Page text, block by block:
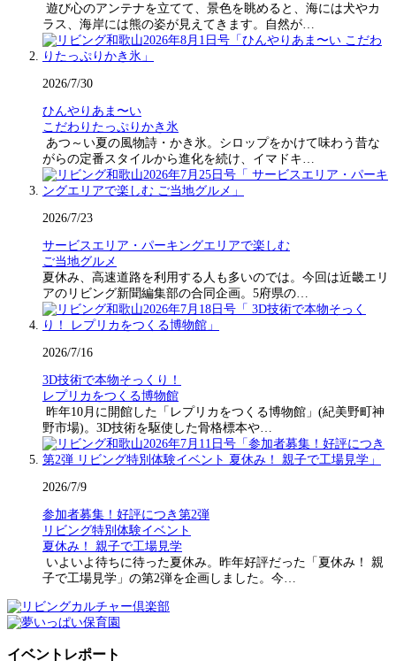
遊び心のアンテナを立てて、景色を眺めると、海には犬やカ
ラス、海岸には熊の姿が見えてきます。自然が…
2026/7/30
ひんやりあま〜い
こだわりたっぷりかき氷
あつ～い夏の風物詩・かき氷。シロップをかけて味わう昔な
がらの定番スタイルから進化を続け、イマドキ…
2026/7/23
サービスエリア・パーキングエリアで楽しむ
ご当地グルメ
夏休み、高速道路を利用する人も多いのでは。今回は近畿エリ
アのリビング新聞編集部の合同企画。5府県の…
2026/7/16
3D技術で本物そっくり！
レプリカをつくる博物館
昨年10月に開館した「レプリカをつくる博物館」(紀美野町神
野市場)。3D技術を駆使した骨格標本や…
2026/7/9
参加者募集！好評につき第2弾
リビング特別体験イベント
夏休み！ 親子で工場見学
いよいよ待ちに待った夏休み。昨年好評だった「夏休み！ 親
子で工場見学」の第2弾を企画しました。今…
イベントレポート